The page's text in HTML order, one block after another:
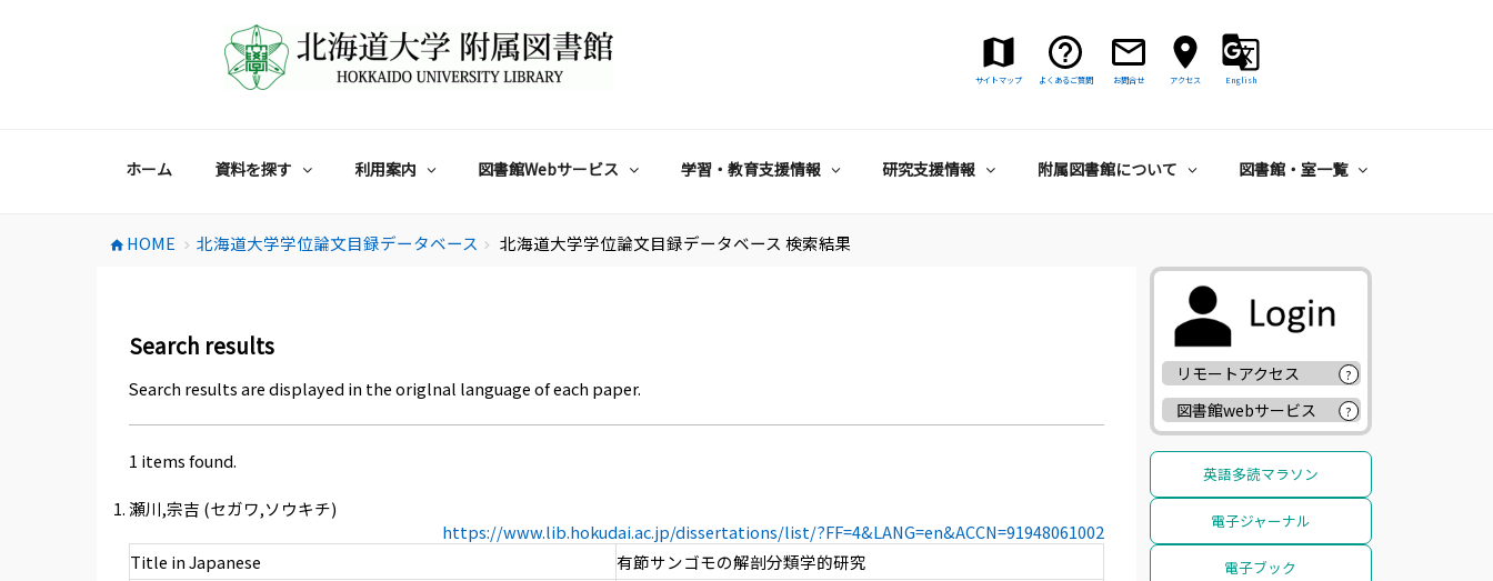
サイトマップ よくあるご質問 お問合せ アクセス English
ホーム 資料を探す 利用案内 図書館Webサービス 学習・教育支援情報 研究支援情報 附属図書館について 図書館・室一覧
home HOME chevron_right 北海道大学学位論文目録データベース chevron_right 北海道大学学位論文目録データベース 検索結果
Search results
Search results are displayed in the origlnal language of each paper.
1 items found.
瀬川,宗吉 (セガワ,ソウキチ)
https://www.lib.hokudai.ac.jp/dissertations/list/?FF=4&LANG=en&ACCN=91948061002
Title in Japanese
有節サンゴモの解剖分類学的研究
リモートアクセス ?
図書館webサービス ?
英語多読マラソン
電子ジャーナル
電子ブック